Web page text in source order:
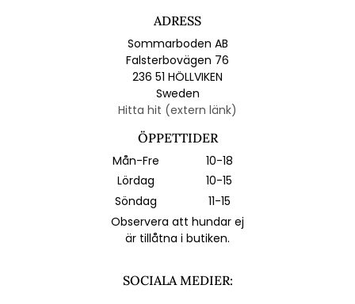
ADRESS
Sommarboden AB
Falsterbovägen 76
236 51 HÖLLVIKEN
Sweden
Hitta hit (extern länk)
ÖPPETTIDER
Mån-Fre
10-18
Lördag
10-15
Söndag
11-15
Observera att hundar ej
är tillåtna i butiken.
SOCIALA MEDIER: